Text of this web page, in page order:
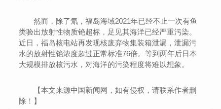
然而，除了氚，福岛海域2021年已经不止一次有鱼
类验出放射性物质铯超标，足见其海洋已经严重污染。
近日，福岛核电站再发现核废弃物集装箱泄漏，泄漏污
水的放射性铯浓度超过正常标准76倍。等到两年后日本
大规模排放核污水，对海洋的污染程度将难以想象。
【本文来源中国新闻网，如有侵权，请联系作者删
除！】